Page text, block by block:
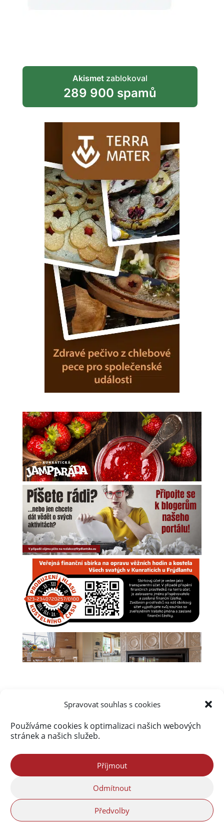
Spravovat souhlas s cookies
Používáme cookies k optimalizaci našich webových
stránek a našich služeb.
Příjmout
Odmítnout
Předvolby
Akismetzablokoval
289 900 spamů
Úvod Obsah webu
Aktuálně
Portál Freedlantsko.eu provozuje společnost
Freedlantsko.group s.r.o. Webdesign© Reklama